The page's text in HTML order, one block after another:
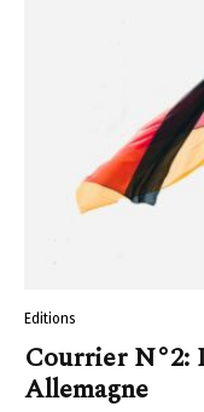
Editions
Courrier N°2:
Allemagne